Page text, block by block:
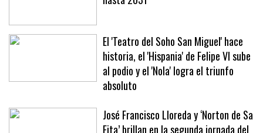
El Mallorca renueva a Manu Morlanes
El 'Teatro del Soho San Miguel' hace
historia, el 'Hispania' de Felipe VI sube
al podio y el 'Nola' logra el triunfo
absoluto